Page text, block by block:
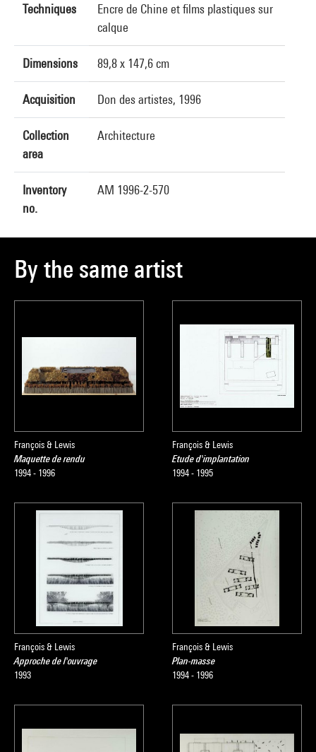
Techniques
Encre de Chine et films plastiques sur
calque
Dimensions 89,8 x 147,6 cm
Acquisition Don des artistes, 1996
Collection
area
Architecture
Inventory
no.
AM 1996-2-570
By the same artist
François & Lewis
Maquette de rendu
1994 - 1996
François & Lewis
Etude d'implantation
1994 - 1995
François & Lewis
Approche de l'ouvrage
1993
François & Lewis
Plan-masse
1994 - 1996